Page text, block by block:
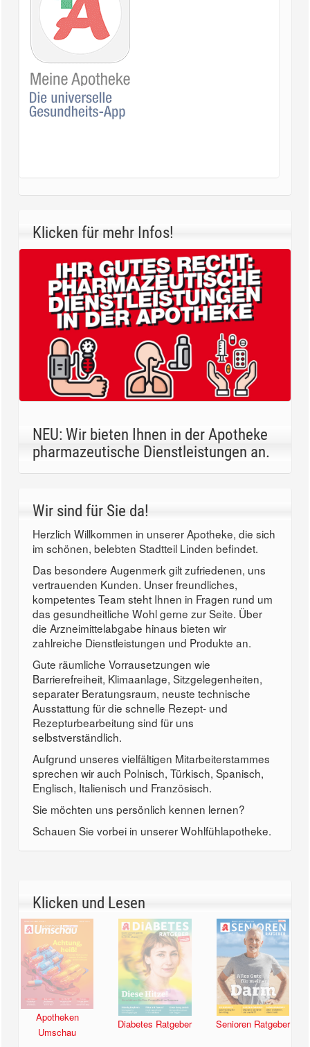
Klicken für mehr Infos!
NEU: Wir bieten Ihnen in der Apotheke
pharmazeutische Dienstleistungen an.
Wir sind für Sie da!
Herzlich Willkommen in unserer Apotheke, die sich
im schönen, belebten Stadtteil Linden befindet.
Das besondere Augenmerk gilt zufriedenen, uns
vertrauenden Kunden. Unser freundliches,
kompetentes Team steht Ihnen in Fragen rund um
das gesundheitliche Wohl gerne zur Seite. Über
die Arzneimittelabgabe hinaus bieten wir
zahlreiche Dienstleistungen und Produkte an.
Gute räumliche Vorrausetzungen wie
Barrierefreiheit, Klimaanlage, Sitzgelegenheiten,
separater Beratungsraum, neuste technische
Ausstattung für die schnelle Rezept- und
Rezepturbearbeitung sind für uns
selbstverständlich.
Aufgrund unseres vielfältigen Mitarbeiterstammes
sprechen wir auch Polnisch, Türkisch, Spanisch,
Englisch, Italienisch und Französisch.
Sie möchten uns persönlich kennen lernen?
Schauen Sie vorbei in unserer Wohlfühlapotheke.
Klicken und Lesen
Apotheken
Umschau
Diabetes Ratgeber Senioren Ratgeber